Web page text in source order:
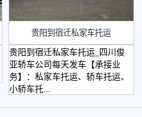
贵阳到宿迁私家车托运
贵阳到宿迁私家车托运_四川俊
亚轿车公司每天发车【承接业
务】：私家车托运、轿车托运、
小轿车托...